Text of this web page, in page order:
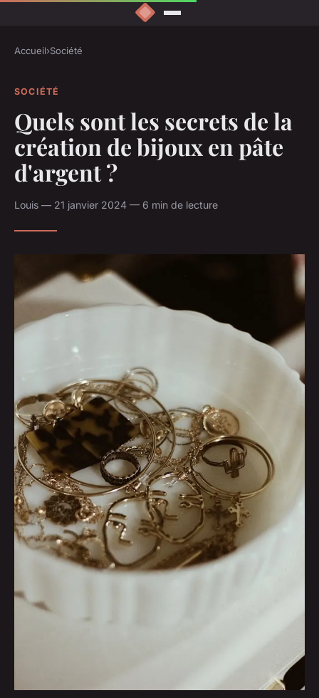
Accueil›Société
SOCIÉTÉ
Quels sont les secrets de la
création de bijoux en pâte
d'argent ?
Louis — 21 janvier 2024 — 6 min de lecture